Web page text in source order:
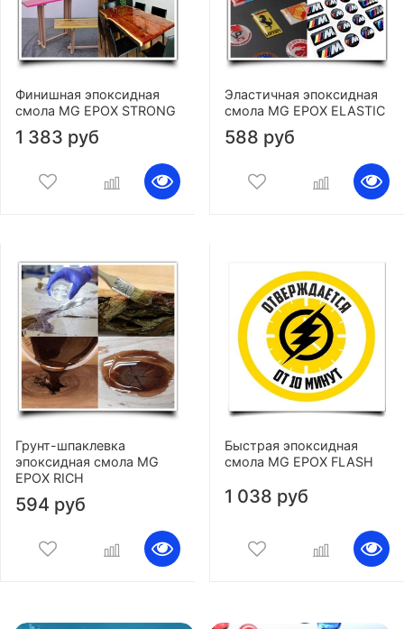
Финишная эпоксидная
смола MG EPOX STRONG
1 383 руб
Эластичная эпоксидная
смола MG EPOX ELASTIC
588 руб
Грунт-шпаклевка
эпоксидная смола MG
EPOX RICH
594 руб
Быстрая эпоксидная
смола MG EPOX FLASH
1 038 руб